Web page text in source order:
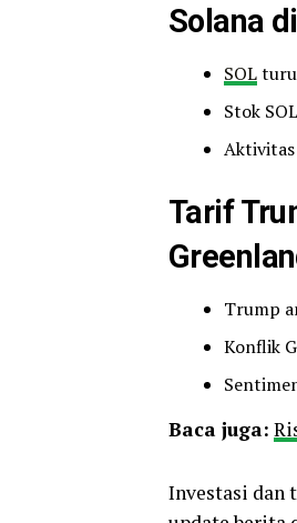
Solana
SOL
Stok
Tarif
Trump
Konflik
Baca juga:
Investasi dan